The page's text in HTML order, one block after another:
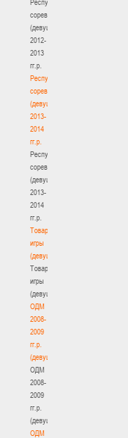
Республиканские
соревнования
(девушки)
2012-
2013
гг.р.
Республиканские
соревнования
(девушки)
2013-
2014
гг.р.
Республиканские
соревнования
(девушки)
2013-
2014
гг.р.
Товарищеские
игры
(девушки)
Товарищеские
игры
(девушки)
ОДМ
2008-
2009
гг.р.
(девушки)
ОДМ
2008-
2009
гг.р.
(девушки)
ОДМ